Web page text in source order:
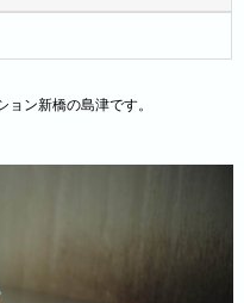
ョン新橋の島津です。